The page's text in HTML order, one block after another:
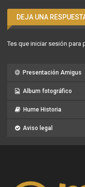
DEJA UNA
Tes que iniciar sesión para
Presentación Amigus
Album fotográfico
Hume Historia
Aviso legal